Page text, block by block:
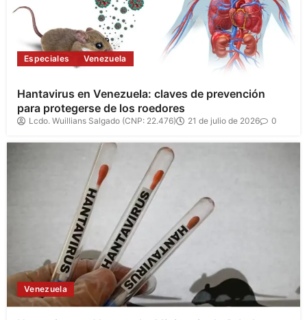
Especiales Venezuela
Hantavirus en Venezuela: claves de prevención
para protegerse de los roedores
Lcdo. Wuillians Salgado (CNP: 22.476) 21 de julio de 2026 0
Venezuela